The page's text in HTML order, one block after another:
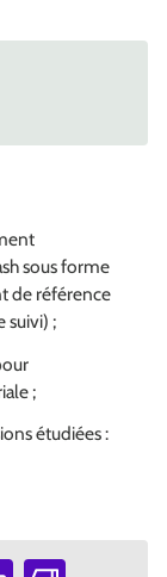
sous forme
de référence
suivi) ;
;
étudiées :